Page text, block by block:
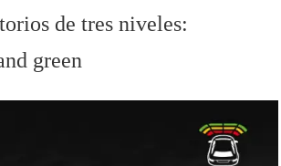
de tres niveles:
green